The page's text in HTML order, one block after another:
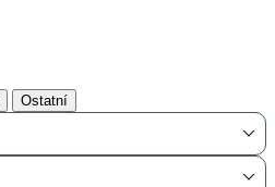
Ostatní